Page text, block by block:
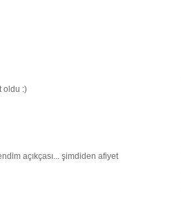
oldu :)
açıkçası... şimdiden afiyet